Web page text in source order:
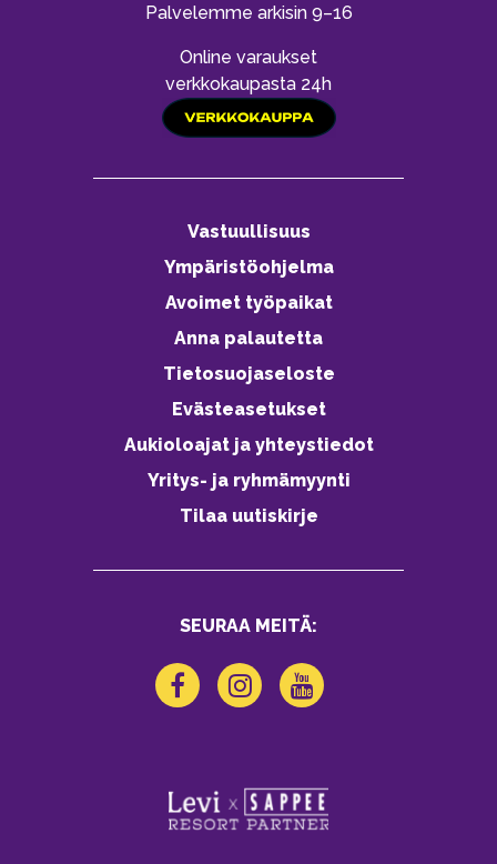
Palvelemme arkisin 9–16
Online varaukset
verkkokaupasta 24h
Vastuullisuus
Ympäristöohjelma
Avoimet työpaikat
Anna palautetta
Tietosuojaseloste
Evästeasetukset
Aukioloajat ja yhteystiedot
Yritys- ja ryhmämyynti
Tilaa uutiskirje
SEURAA MEITÄ: